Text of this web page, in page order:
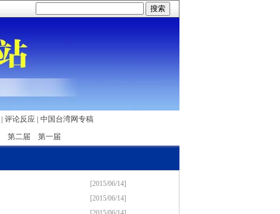
| 评论反应| 中国台湾网专稿
第二届 第一届
[2015/06/14]
[2015/06/14]